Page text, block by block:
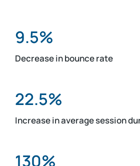
9.5%
Decrease in bounce rate
22.5%
Increase in average session
130%